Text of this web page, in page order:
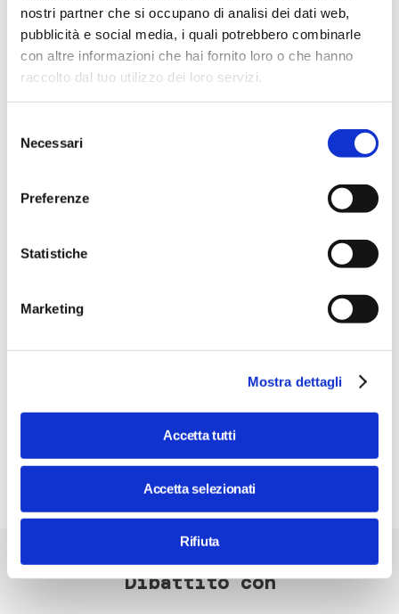
nostri partner che si occupano di analisi dei dati web,
pubblicità e social media, i quali potrebbero combinarle
con altre informazioni che hai fornito loro o che hanno
raccolto dal tuo utilizzo dei loro servizi.
delNecessari
Preferenze
Statistiche
Marketing
Mostra dettagli
Accetta tutti
Accetta selezionati
Rifiuta
Dibattito con